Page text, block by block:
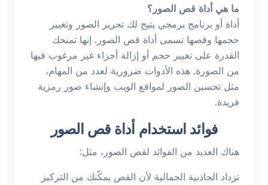
ما هي أداة قص الصور؟
أداة أو برنامج برمجي يتيح لك تحرير الصور وتغيير
حجمها وقصها تسمى أداة قص الصور. إنها تمنحك
القدرة على تغيير حجم أو إزالة أجزاء غير مرغوب فيها
من الصورة. هذه الأدوات ضرورية لعدد من المهام،
مثل تحسين الصور لمواقع الويب وإنشاء صور رمزية
فريدة.
فوائد استخدام أداة قص الصور
هناك العديد من الفوائد لقص الصور، مثل:
تزداد الجاذبية الجمالية لأن القص يمكّنك من التركيز